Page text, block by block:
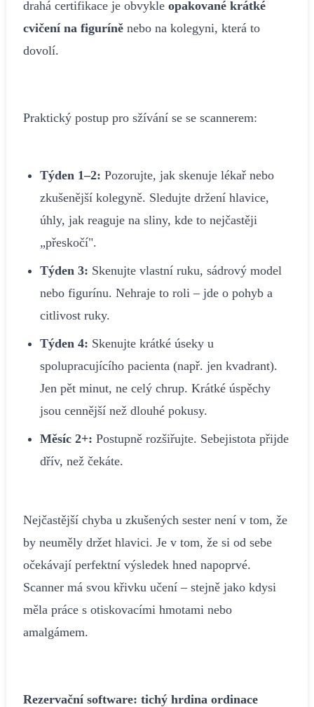
drahá certifikace je obvykle opakované krátké
cvičení na figuríně nebo na kolegyni, která to
dovolí.
Praktický postup pro sžívání se se scannerem:
Týden 1–2: Pozorujte, jak skenuje lékař nebo
zkušenější kolegyně. Sledujte držení hlavice,
úhly, jak reaguje na sliny, kde to nejčastěji
„přeskočí".
Týden 3: Skenujte vlastní ruku, sádrový model
nebo figurínu. Nehraje to roli – jde o pohyb a
citlivost ruky.
Týden 4: Skenujte krátké úseky u
spolupracujícího pacienta (např. jen kvadrant).
Jen pět minut, ne celý chrup. Krátké úspěchy
jsou cennější než dlouhé pokusy.
Měsíc 2+: Postupně rozšiřujte. Sebejistota přijde
dřív, než čekáte.
Nejčastější chyba u zkušených sester není v tom, že
by neuměly držet hlavici. Je v tom, že si od sebe
očekávají perfektní výsledek hned napoprvé.
Scanner má svou křivku učení – stejně jako kdysi
měla práce s otiskovacími hmotami nebo
amalgámem.
Rezervační software: tichý hrdina ordinace